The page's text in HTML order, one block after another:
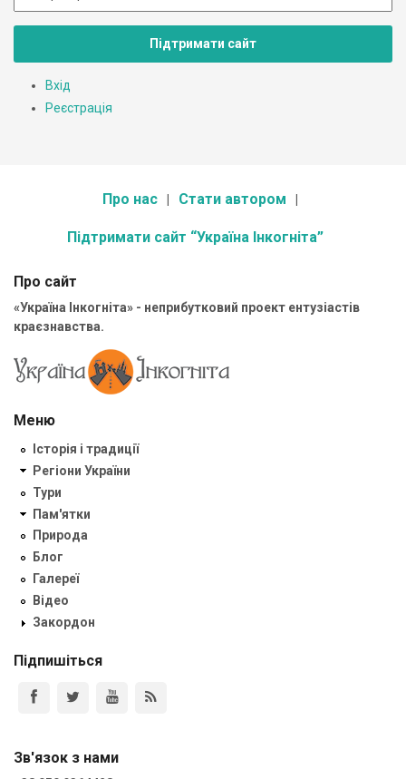
Підтримати сайт
Вхід
Реєстрація
Про нас Стати автором
Підтримати сайт “Україна Інкогніта”
Про сайт
«Україна Інкогніта» - неприбутковий проект ентузіастів
краєзнавства.
Меню
Історія і традиції
Регіони України
Тури
Пам'ятки
Природа
Блог
Галереї
Відео
Закордон
Підпишіться
Зв'язок з нами